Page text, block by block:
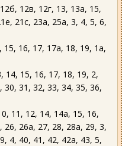
12в, 12г, 13, 13а, 15,
21с, 23а, 25а, 3, 4, 5, 6,
15, 16, 17, 17а, 18, 19, 1а,
14, 15, 16, 17, 18, 19, 2,
30, 31, 32, 33, 34, 35, 36,
11, 12, 14, 14а, 15, 16,
26, 26а, 27, 28, 28а, 29, 3,
4, 40, 41, 42, 42а, 43, 5,